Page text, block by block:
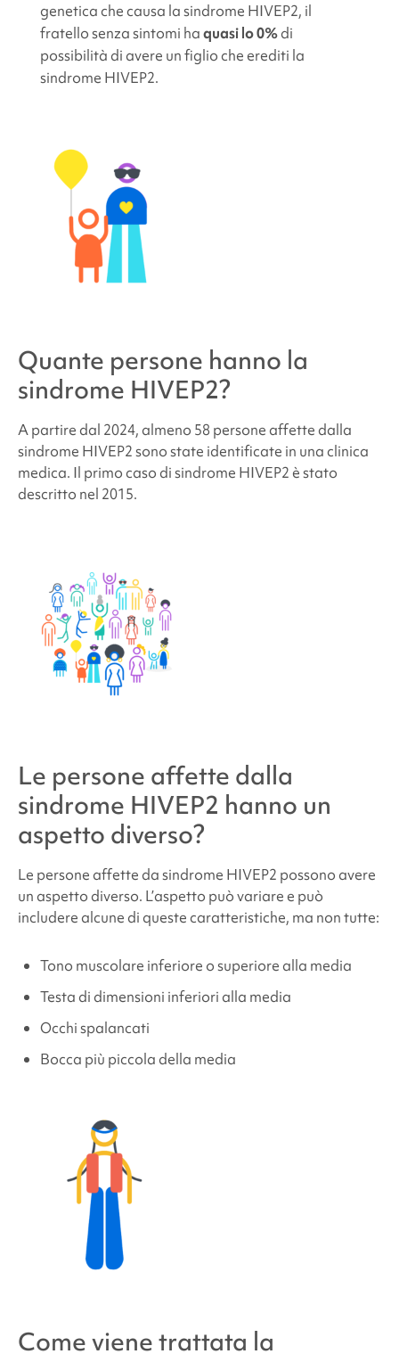
genetica che causa lasindrome HIVEP2, il
fratello senza sintomi haquasi lo 0%di
possibilità di avere un figlio che erediti la
sindrome HIVEP2.
Quante persone hanno la
sindrome HIVEP2?
A partire dal 2024, almeno 58 persone affette dalla
sindrome HIVEP2 sono state identificate in una clinica
medica. Il primo caso disindrome HIVEP2è stato
descritto nel 2015.
Le persone affette dalla
sindrome HIVEP2 hanno un
aspetto diverso?
Le persone affette dasindrome HIVEP2 possono avere
un aspetto diverso. L’aspetto può variare e può
includere alcune di queste caratteristiche, ma non tutte:
Tono muscolare inferiore o superiore alla media
Testa di dimensioni inferiori alla media
Occhi spalancati
Bocca più piccola della media
Come viene trattata la